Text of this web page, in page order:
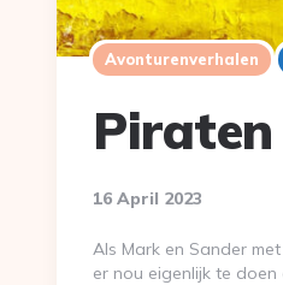
Avonturenverhalen
16 April 2023
Als Mark en Sander
er nou eigenlijk te doen